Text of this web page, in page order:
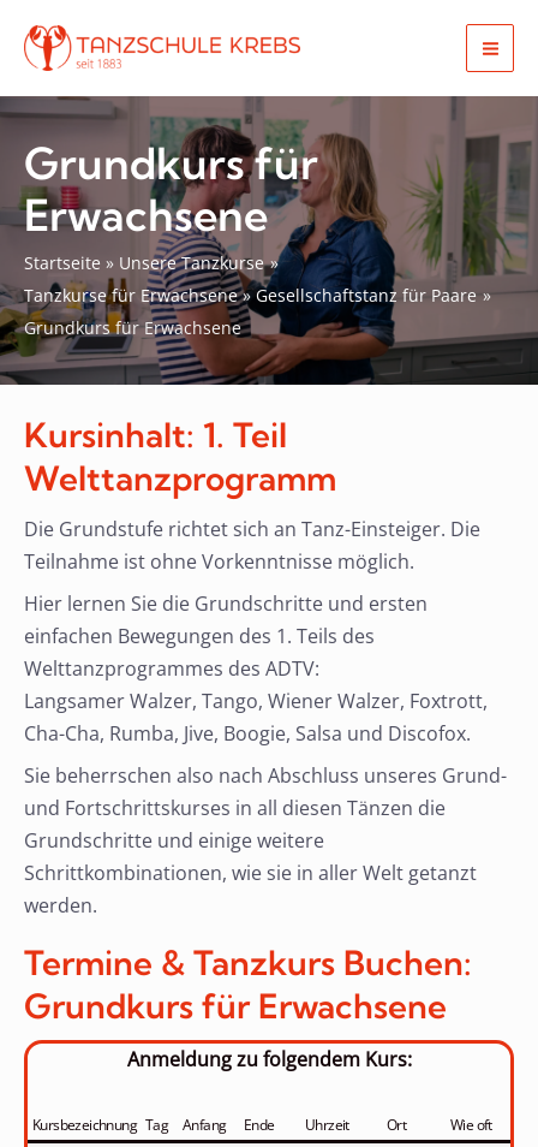
Inhalt
springen
Grundkurs für
Erwachsene
Startseite
Unsere Tanzkurse
Tanzkurse für Erwachsene
Gesellschaftstanz für Paare
Grundkurs für Erwachsene
Kursinhalt: 1. Teil
Welttanzprogramm
Die Grundstufe richtet sich an Tanz-Einsteiger. Die
Teilnahme ist ohne Vorkenntnisse möglich.
Hier lernen Sie die Grundschritte und ersten
einfachen Bewegungen des 1. Teils des
Welttanzprogrammes des ADTV:
Langsamer Walzer, Tango, Wiener Walzer, Foxtrott,
Cha-Cha, Rumba, Jive, Boogie, Salsa und Discofox.
Sie beherrschen also nach Abschluss unseres Grund-
und Fortschrittskurses in all diesen Tänzen die
Grundschritte und einige weitere
Schrittkombinationen, wie sie in aller Welt getanzt
werden.
Termine & Tanzkurs Buchen:
Grundkurs für Erwachsene
Anmeldung zu folgendem Kurs:
Kursbezeichnung Tag Anfang Ende Uhrzeit Ort
Wie oft